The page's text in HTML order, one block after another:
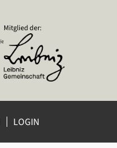
Mitglied der:
LOGIN